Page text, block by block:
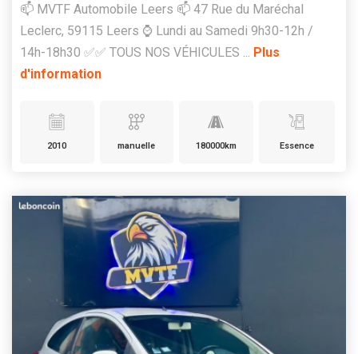
📫 MVTF Automobile Leers 📫 47 Rue du Maréchal
Leclerc, 59115 Leers ⌚ Lundi au Samedi 9h30-12h /
14h-18h30 ✅✅ TOUS NOS VÉHICULES ... Plus
d'information
2010 manuelle 180000km Essence